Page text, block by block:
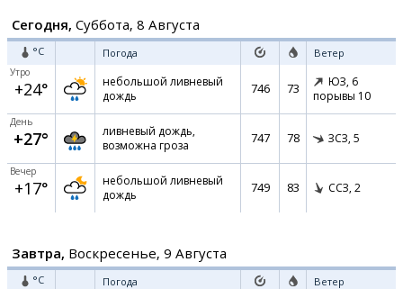
Сегодня, Суббота, 8 Августа
°C Погода Ветер
Утро
+24°
небольшой ливневый
дождь
746 73 ЮЗ, 6
порывы 10
День
+27°
ливневый дождь,
возможна гроза
747 78 ЗСЗ, 5
Вечер
+17°
небольшой ливневый
дождь
749 83 ССЗ, 2
Завтра, Воскресенье, 9 Августа
°C Погода Ветер